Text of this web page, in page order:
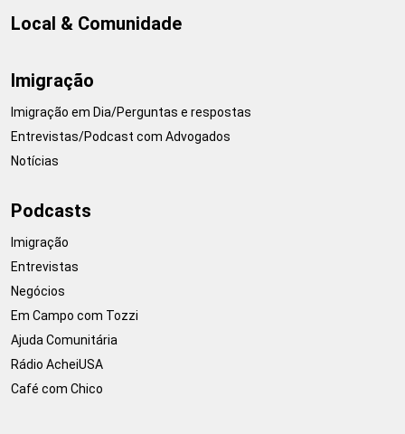
Local & Comunidade
Imigração
Imigração em Dia/Perguntas e respostas
Entrevistas/Podcast com Advogados
Notícias
Podcasts
Imigração
Entrevistas
Negócios
Em Campo com Tozzi
Ajuda Comunitária
Rádio AcheiUSA
Café com Chico